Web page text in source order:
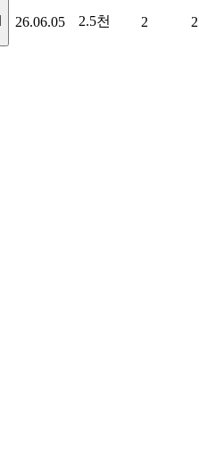
26.06.05 2.5천 2 2